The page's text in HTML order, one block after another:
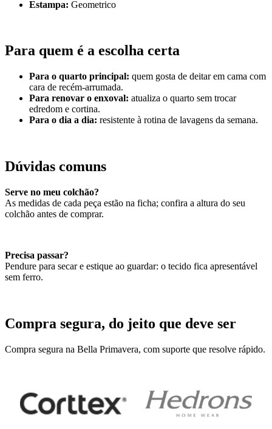
Estampa: Geometrico
Para quem é a escolha certa
Para o quarto principal: quem gosta de deitar em cama com
cara de recém-arrumada.
Para renovar o enxoval: atualiza o quarto sem trocar
edredom e cortina.
Para o dia a dia: resistente à rotina de lavagens da semana.
Dúvidas comuns
Serve no meu colchão?
As medidas de cada peça estão na ficha; confira a altura do seu
colchão antes de comprar.
Precisa passar?
Pendure para secar e estique ao guardar: o tecido fica apresentável
sem ferro.
Compra segura, do jeito que deve ser
Compra segura na Bella Primavera, com suporte que resolve rápido.